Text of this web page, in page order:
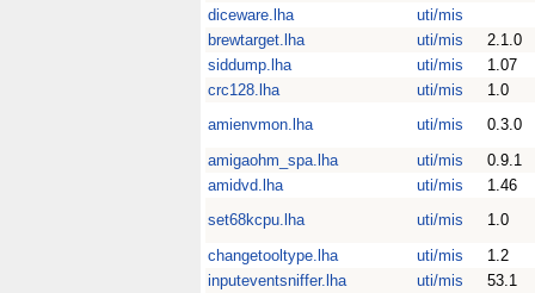
diceware.lha
uti/mis
brewtarget.lha
uti/mis
2.1.0
siddump.lha
uti/mis
1.07
crc128.lha
uti/mis
1.0
amienvmon.lha
uti/mis
0.3.0
amigaohm_spa.lha
uti/mis
0.9.1
amidvd.lha
uti/mis
1.46
set68kcpu.lha
uti/mis
1.0
changetooltype.lha
uti/mis
1.2
inputeventsniffer.lha
uti/mis
53.1